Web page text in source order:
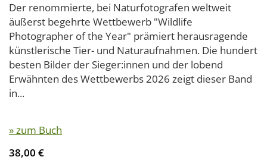
Der renommierte, bei Naturfotografen weltweit
äußerst begehrte Wettbewerb "Wildlife
Photographer of the Year" prämiert herausragende
künstlerische Tier- und Naturaufnahmen. Die hundert
besten Bilder der Sieger:innen und der lobend
Erwähnten des Wettbewerbs 2026 zeigt dieser Band
in...
» zum Buch
38,00 €